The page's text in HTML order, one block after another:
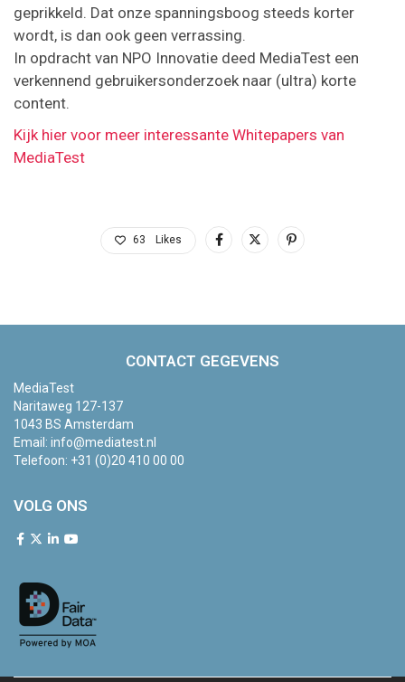
geprikkeld. Dat onze spanningsboog steeds korter
wordt, is dan ook geen verrassing.
In opdracht van NPO Innovatie deed MediaTest een
verkennend gebruikersonderzoek naar (ultra) korte
content.
Kijk hier voor meer interessante Whitepapers van
MediaTest
63 Likes
CONTACT GEGEVENS
MediaTest
Naritaweg 127-137
1043 BS Amsterdam
Email: info@mediatest.nl
Telefoon: +31 (0)20 410 00 00
VOLG ONS